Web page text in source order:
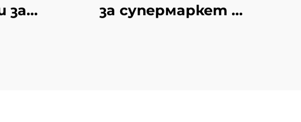
за
за супермаркет и